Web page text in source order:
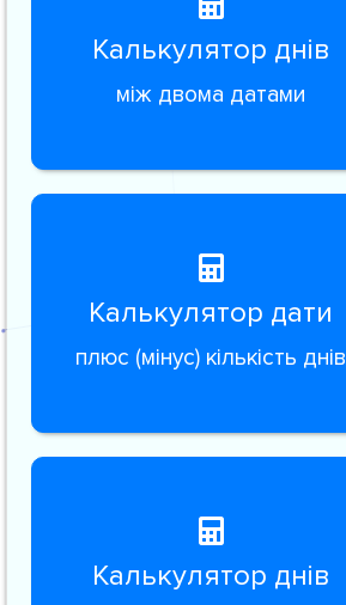
Калькулятор днів
між двома датами
Калькулятор дати
плюс (мінус) кількість днів
Калькулятор днів